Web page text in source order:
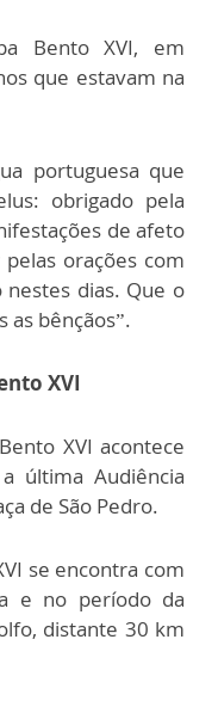
Bento XVI, em
que estavam na
portuguesa que
obrigado pela
de afeto
orações com
dias. Que o
as bênçãos”.
XVI
XVI acontece
última Audiência
de São Pedro.
se encontra com
e no período da
distante 30 km